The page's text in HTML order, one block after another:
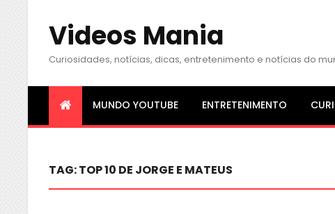
Videos Mania
Curiosidades, notícias, dicas, entretenimento e notícias do
MUNDO YOUTUBE ENTRETENIMENTO
TAG:TOP 10 DE JORGE E MATEUS